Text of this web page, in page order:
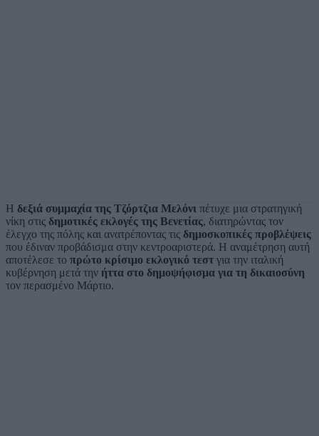
Η δεξιά συμμαχία της Τζόρτζια Μελόνι πέτυχε μια στρατηγική
νίκη στις δημοτικές εκλογές της Βενετίας, διατηρώντας τον
έλεγχο της πόλης και ανατρέποντας τις δημοσκοπικές προβλέψεις
που έδιναν προβάδισμα στην κεντροαριστερά. Η αναμέτρηση αυτή
αποτέλεσε το πρώτο κρίσιμο εκλογικό τεστ για την ιταλική
κυβέρνηση μετά την ήττα στο δημοψήφισμα για τη δικαιοσύνη
τον περασμένο Μάρτιο.